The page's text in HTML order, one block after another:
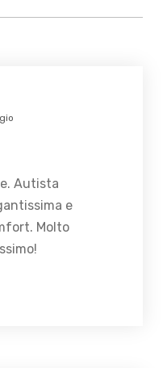
Autista
e
Molto